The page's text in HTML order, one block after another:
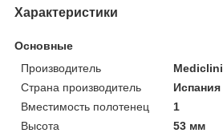
Характеристики
Основные
Производитель
Страна производитель
Испания
Вместимость полотенец
1
Высота
53 мм